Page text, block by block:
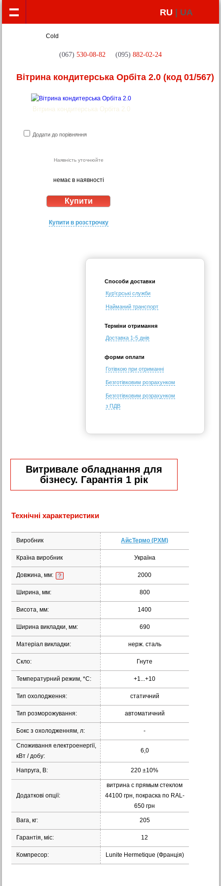
RU | UA
(067) 530-08-82 (095) 882-02-24
Вітрина кондитерська Орбіта 2.0 (код 01/567)
Вітрина кондитерська Орбіта 2.0
Додати до порівняння
Наявність уточнюйте
немає в наявності
Купити в розстрочку
Способи доставки
Кур'єрські служби
Найманий транспорт
Терміни отримання
Доставка 1-5 днів
форми оплати
Готівкою при отриманні
Безготівковим розрахунком
Безготівковим розрахунком
з ПДВ
Витривале обладнання для
бізнесу. Гарантія 1 рік
Технічні характеристики
Виробник АйсТермо (РХМ)
Країна виробник Україна
Довжина, мм: ? 2000
Ширина, мм: 800
Висота, мм: 1400
Ширина викладки, мм: 690
Матеріал викладки: нерж. сталь
Скло: Гнуте
Температурний режим, *С: +1...+10
Тип охолодження: статичний
Тип розморожування: автоматичний
Бокс з охолодженням, л: -
Споживання електроенергії,
кВт / добу:
6,0
Напруга, В: 220 ±10%
Додаткові опції:
витрина с прямым стеклом
44100 грн, покраска по RAL-
650 грн
Вага, кг: 205
Гарантія, міс: 12
Компресор: Lunite Hermetique (Франція)